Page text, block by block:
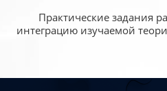
Практические задания
интеграцию изучаемой